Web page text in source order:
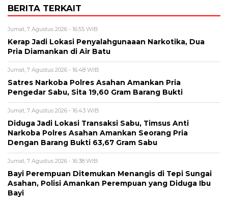
BERITA TERKAIT
Jumat, 7 Agustus 2026 - 16:55 WIB
Kerap Jadi Lokasi Penyalahgunaaan Narkotika, Dua
Pria Diamankan di Air Batu
Jumat, 7 Agustus 2026 - 16:48 WIB
Satres Narkoba Polres Asahan Amankan Pria
Pengedar Sabu, Sita 19,60 Gram Barang Bukti
Jumat, 7 Agustus 2026 - 16:43 WIB
Diduga Jadi Lokasi Transaksi Sabu, Timsus Anti
Narkoba Polres Asahan Amankan Seorang Pria
Dengan Barang Bukti 63,67 Gram Sabu
Jumat, 7 Agustus 2026 - 16:38 WIB
Bayi Perempuan Ditemukan Menangis di Tepi Sungai
Asahan, Polisi Amankan Perempuan yang Diduga Ibu
Bayi